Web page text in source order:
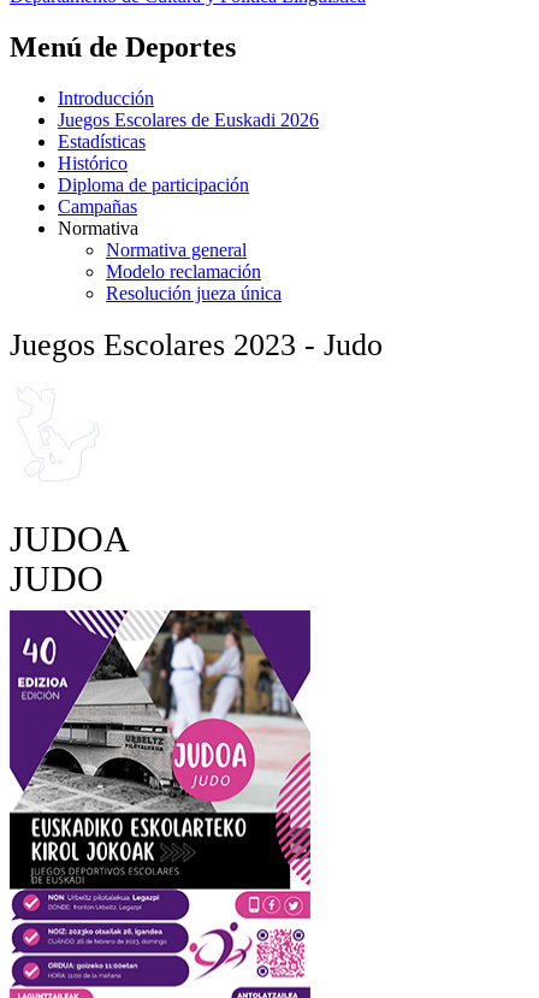
Menú de Deportes
Introducción
Juegos Escolares de Euskadi 2026
Estadísticas
Histórico
Diploma de participación
Campañas
Normativa
Normativa general
Modelo reclamación
Resolución jueza única
Juegos Escolares 2023 - Judo
JUDOA
JUDO